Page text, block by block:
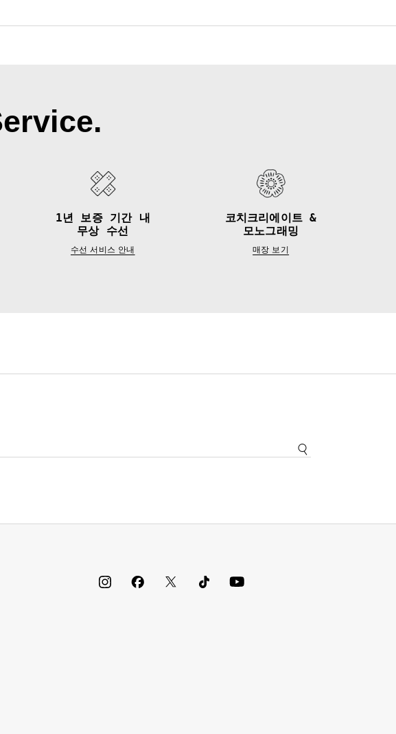
1년 보증 기간 내
무상 수선
수선 서비스 안내
코치크리에이트 &
모노그래밍
매장 보기